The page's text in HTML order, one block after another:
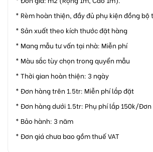
* Rèm hoàn thiện, đầy đủ phụ kiện đồng bộ
* Sản xuất theo kích thước đặt hàng
* Mang mẫu tư vấn tại nhà: Miễn phí
* Màu sắc tùy chọn trong quyển mẫu
* Thời gian hoàn thiện: 3 ngày
* Đơn hàng trên 1.5tr: Miễn phí lắp đặt
* Đơn hàng dưới 1.5tr: Phụ phí lắp 150k/Đơn
* Bảo hành: 3 năm
* Đơn giá chưa bao gồm thuế VAT